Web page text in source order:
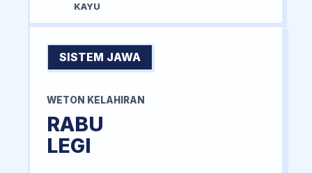
KAYU
SISTEM JAWA
WETON KELAHIRAN
RABU
LEGI